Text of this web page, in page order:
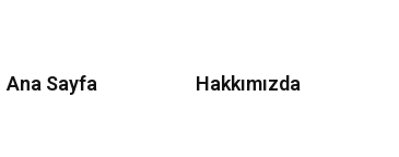
Ana Sayfa Hakkımızda